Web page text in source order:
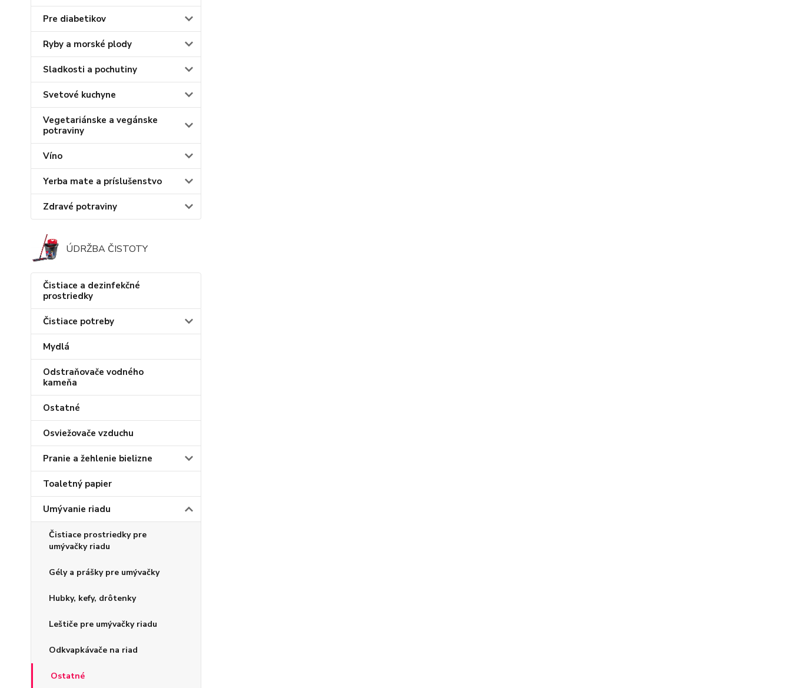
Pre diabetikov
Ryby a morské plody
Sladkosti a pochutiny
Svetové kuchyne
Vegetariánske a vegánske
potraviny
Víno
Yerba mate a príslušenstvo
Zdravé potraviny
ÚDRŽBA ČISTOTY
Čistiace a dezinfekčné
prostriedky
Čistiace potreby
Mydlá
Odstraňovače vodného
kameňa
Ostatné
Osviežovače vzduchu
Pranie a žehlenie bielizne
Toaletný papier
Umývanie riadu
Čistiace prostriedky pre
umývačky riadu
Gély a prášky pre umývačky
Hubky, kefy, drôtenky
Leštiče pre umývačky riadu
Odkvapkávače na riad
Ostatné